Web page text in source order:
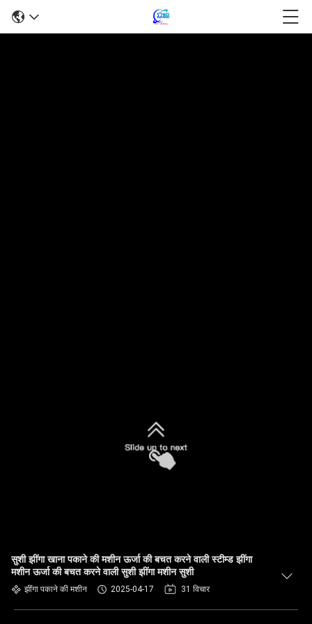
सुशी झींगा खाना पकाने की मशीन ऊर्जा की बचत करने वाली स्टीम्ड झींगा
मशीन ऊर्जा की बचत करने वाली सुशी झींगा मशीन सुशी
झींगा पकाने की मशीन 2025-04-17 31 विचार